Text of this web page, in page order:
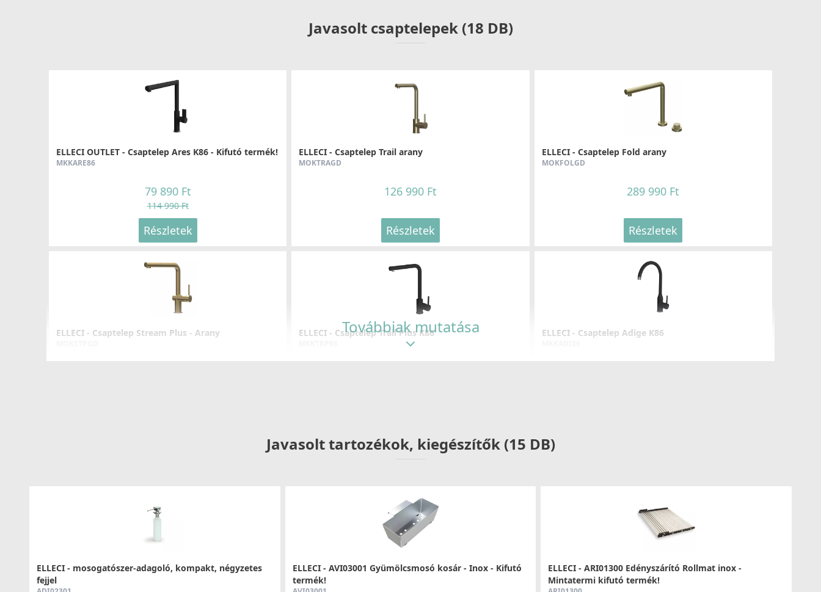
Javasolt csaptelepek (18 DB)
ELLECI OUTLET - Csaptelep Ares K86 - Kifutó termék!
MKKARE86
79 890 Ft
114 990 Ft
Részletek
ELLECI - Csaptelep Trail arany
MOKTRAGD
126 990 Ft
Részletek
ELLECI - Csaptelep Fold arany
MOKFOLGD
289 990 Ft
Részletek
ELLECI - Csaptelep Stream Plus - Arany ELLECI - Csaptelep Trail Plus K86 ELLECI - Csaptelep Adige K86
99 990 Ft
Részletek
ELLECI - Csaptelep Trail K86
89 990 Ft
Részletek
109 990 Ft
Részletek
Továbbiak mutatása
Javasolt tartozékok, kiegészítők (15 DB)
ELLECI - mosogatószer-adagoló, kompakt, négyzetes
fejjel
ELLECI - AVI03001 Gyümölcsmosó kosár - Inox - Kifutó
termék!
ELLECI - ARI01300 Edényszárító Rollmat inox -
Mintatermi kifutó termék!